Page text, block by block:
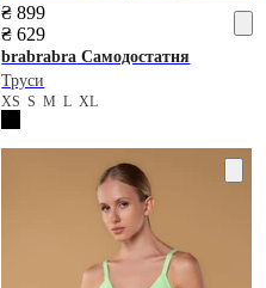
₴ 899
₴ 629
brabrabra Самодостатня
Труси
XSSMLXL